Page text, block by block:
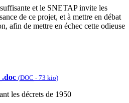
et le SNETAP invite les
de ce projet, et à mettre en débat
afin de mettre en échec cette odieuse
(DOC - 73 kio)
les décrets de 1950